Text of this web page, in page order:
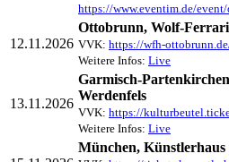
https://www.eventim.de/event/
12.11.2026
Ottobrunn, Wolf-
VVK: https://wfh-
Weitere Infos: Live
13.11.2026
Garmisch-
Werdenfels
VVK: https://
Weitere Infos: Live
München, Künstlerhaus